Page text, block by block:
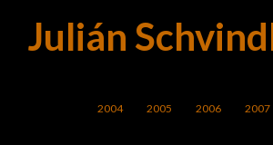
Julián
Buscar
SALTAR AL CONTENIDO
2004 2005 2006 2007